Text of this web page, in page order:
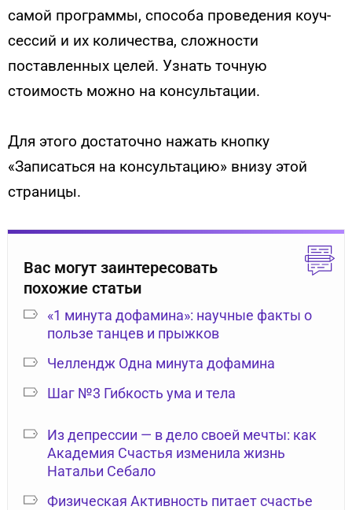
самой программы, способа проведения коуч-
сессий и их количества, сложности
поставленных целей. Узнать точную
стоимость можно на консультации.
Для этого достаточно нажать кнопку
«Записаться на консультацию» внизу этой
страницы.
Вас могут заинтересовать
похожие статьи
«1 минута дофамина»: научные факты о
пользе танцев и прыжков
Челлендж Одна минута дофамина
Шаг №3 Гибкость ума и тела
Из депрессии — в дело своей мечты: как
Академия Счастья изменила жизнь
Натальи Себало
Физическая Активность питает счастье